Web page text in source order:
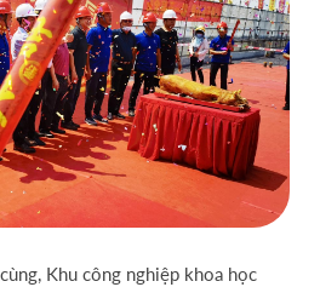
Khu công nghiệp khoa học